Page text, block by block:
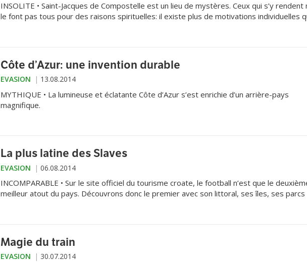
INSOLITE • Saint-Jacques de Compostelle est un lieu de mystères. Ceux qui s’y rendent
le font pas tous pour des raisons spirituelles: il existe plus de motivations individuelles
Côte d’Azur: une invention durable
EVASION 13.08.2014
MYTHIQUE • La lumineuse et éclatante Côte d’Azur s’est enrichie d’un arrière-pays
magnifique.
La plus latine des Slaves
EVASION 06.08.2014
INCOMPARABLE • Sur le site officiel du tourisme croate, le football n’est que le
meilleur atout du pays. Découvrons donc le premier avec son littoral, ses îles, ses parcs
Magie du train
EVASION 30.07.2014